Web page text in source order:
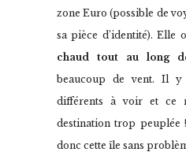
zone Euro (possible de
sa pièce d’identité). Elle
chaud tout au long
beaucoup de vent. Il y
différents à voir et ce
destination trop peuplée
donc cette île sans